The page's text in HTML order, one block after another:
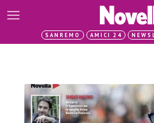
SANREMO AMICI 24